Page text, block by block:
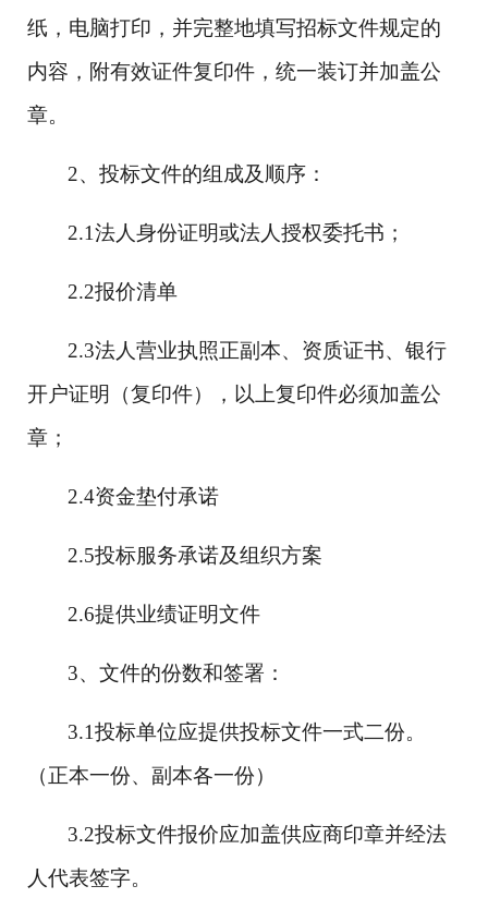
纸，电脑打印，并完整地填写招标文件规定的
内容，附有效证件复印件，统一装订并加盖公
章。
2、投标文件的组成及顺序：
2.1法人身份证明或法人授权委托书；
2.2报价清单
2.3法人营业执照正副本、资质证书、银行
开户证明（复印件），以上复印件必须加盖公
章；
2.4资金垫付承诺
2.5投标服务承诺及组织方案
2.6提供业绩证明文件
3、文件的份数和签署：
3.1投标单位应提供投标文件一式二份。
（正本一份、副本各一份）
3.2投标文件报价应加盖供应商印章并经法
人代表签字。